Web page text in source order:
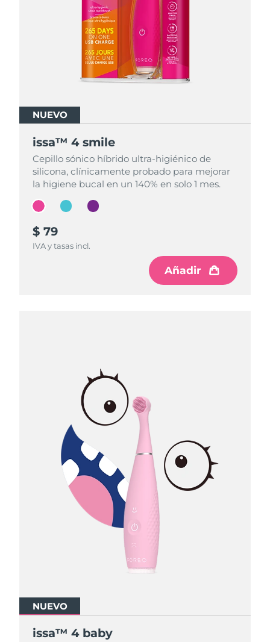
NUEVO
issa™ 4 smile
Cepillo sónico híbrido ultra-higiénico de
silicona, clínicamente probado para mejorar
la higiene bucal en un 140% en solo 1 mes.
$ 79
IVA y tasas incl.
Añadir
NUEVO
issa™ 4 smile
Cepillo sónico híbrido ultra-higiénico de
silicona, clínicamente probado para mejorar
la higiene bucal en un 140% en solo 1 mes.
$ 79
IVA y tasas incl.
Añadir
NUEVO
issa™ 4 smile
Cepillo sónico híbrido ultra-higiénico de
silicona, clínicamente probado para mejorar
la higiene bucal en un 140% en solo 1 mes.
$ 79
IVA y tasas incl.
Añadir
NUEVO
issa™ 4 baby
NUEVO
issa™ 4 baby
NUEVO
issa™ 4 baby